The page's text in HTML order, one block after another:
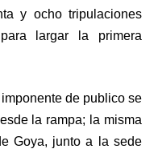
y ocho tripulaciones
largar la primera
de publico se
la rampa; la misma
Goya, junto a la sede